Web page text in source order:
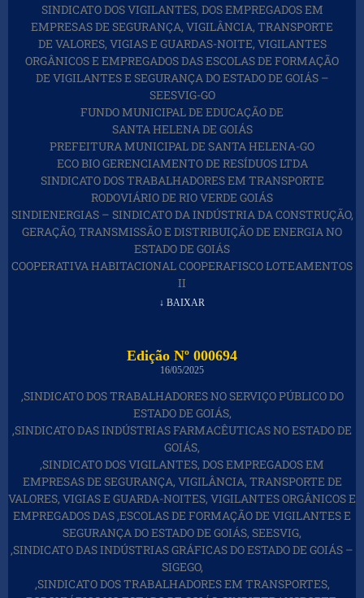
SINDICATO DOS VIGILANTES, DOS EMPREGADOS EM
EMPRESAS DE SEGURANÇA, VIGILÂNCIA, TRANSPORTE
DE VALORES, VIGIAS E GUARDAS-NOITE, VIGILANTES
ORGÂNICOS E EMPREGADOS DAS ESCOLAS DE FORMAÇÃO
DE VIGILANTES E SEGURANÇA DO ESTADO DE GOIÁS –
SEESVIG-GO
FUNDO MUNICIPAL DE EDUCAÇÃO DE
SANTA HELENA DE GOIÁS
PREFEITURA MUNICIPAL DE SANTA HELENA-GO
ECO BIO GERENCIAMENTO DE RESÍDUOS LTDA
SINDICATO DOS TRABALHADORES EM TRANSPORTE
RODOVIÁRIO DE RIO VERDE GOIÁS
SINDIENERGIAS – SINDICATO DA INDÚSTRIA DA CONSTRUÇÃO,
GERAÇÃO, TRANSMISSÃO E DISTRIBUIÇÃO DE ENERGIA NO
ESTADO DE GOIÁS
COOPERATIVA HABITACIONAL COOPERAFISCO LOTEAMENTOS
II
↓ BAIXAR
Edição Nº 000694
16/05/2025
,SINDICATO DOS TRABALHADORES NO SERVIÇO PÚBLICO DO
ESTADO DE GOIÁS,
,SINDICATO DAS INDÚSTRIAS FARMACÊUTICAS NO ESTADO DE
GOIÁS,
,SINDICATO DOS VIGILANTES, DOS EMPREGADOS EM
EMPRESAS DE SEGURANÇA, VIGILÂNCIA, TRANSPORTE DE
VALORES, VIGIAS E GUARDA-NOITES, VIGILANTES ORGÂNICOS E
EMPREGADOS DAS ,ESCOLAS DE FORMAÇÃO DE VIGILANTES E
SEGURANÇA DO ESTADO DE GOIÁS, SEESVIG,
,SINDICATO DAS INDÚSTRIAS GRÁFICAS DO ESTADO DE GOIÁS –
SIGEGO,
,SINDICATO DOS TRABALHADORES EM TRANSPORTES,